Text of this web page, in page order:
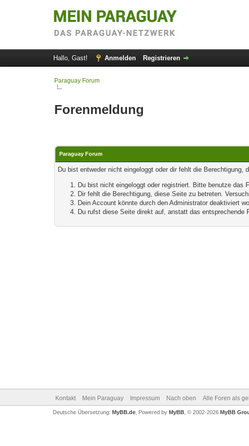
Hallo, Gast! Anmelden Registrieren
Paraguay Forum
Forenmeldung
Paraguay Forum
Du bist entweder nicht eingeloggt oder dir fehlt die
Du bist nicht eingeloggt oder registriert. Bitte benutze
Dir fehlt die Berechtigung, diese Seite zu betreten.
Dein Account könnte durch den Administrator deaktiviert
Du rufst diese Seite direkt auf, anstatt das entsprechende
Kontakt Mein Paraguay Impressum Nach oben Alle Foren als
Deutsche Übersetzung: MyBB.de, Powered by MyBB, © 2002-2026 MyBB